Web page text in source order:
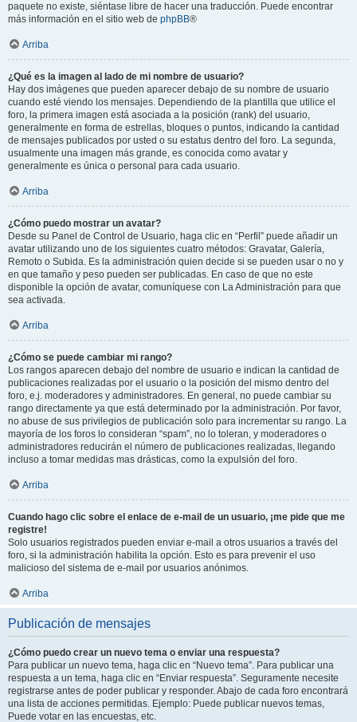
paquete no existe, siéntase libre de hacer una traducción. Puede encontrar
más información en el sitio web de phpBB®
Arriba
¿Qué es la imagen al lado de mi nombre de usuario?
Hay dos imágenes que pueden aparecer debajo de su nombre de usuario
cuando esté viendo los mensajes. Dependiendo de la plantilla que utilice el
foro, la primera imagen está asociada a la posición (rank) del usuario,
generalmente en forma de estrellas, bloques o puntos, indicando la cantidad
de mensajes publicados por usted o su estatus dentro del foro. La segunda,
usualmente una imagen más grande, es conocida como avatar y
generalmente es única o personal para cada usuario.
Arriba
¿Cómo puedo mostrar un avatar?
Desde su Panel de Control de Usuario, haga clic en “Perfil” puede añadir un
avatar utilizando uno de los siguientes cuatro métodos: Gravatar, Galería,
Remoto o Subida. Es la administración quien decide si se pueden usar o no y
en que tamaño y peso pueden ser publicadas. En caso de que no este
disponible la opción de avatar, comuníquese con La Administración para que
sea activada.
Arriba
¿Cómo se puede cambiar mi rango?
Los rangos aparecen debajo del nombre de usuario e indican la cantidad de
publicaciones realizadas por el usuario o la posición del mismo dentro del
foro, e.j. moderadores y administradores. En general, no puede cambiar su
rango directamente ya que está determinado por la administración. Por favor,
no abuse de sus privilegios de publicación solo para incrementar su rango. La
mayoría de los foros lo consideran “spam”, no lo toleran, y moderadores o
administradores reducirán el número de publicaciones realizadas, llegando
incluso a tomar medidas mas drásticas, como la expulsión del foro.
Arriba
Cuando hago clic sobre el enlace de e-mail de un usuario, ¡me pide que me
registre!
Solo usuarios registrados pueden enviar e-mail a otros usuarios a través del
foro, si la administración habilita la opción. Esto es para prevenir el uso
malicioso del sistema de e-mail por usuarios anónimos.
Arriba
Publicación de mensajes
¿Cómo puedo crear un nuevo tema o enviar una respuesta?
Para publicar un nuevo tema, haga clic en “Nuevo tema”. Para publicar una
respuesta a un tema, haga clic en “Enviar respuesta”. Seguramente necesite
registrarse antes de poder publicar y responder. Abajo de cada foro encontrará
una lista de acciones permitidas. Ejemplo: Puede publicar nuevos temas,
Puede votar en las encuestas, etc.